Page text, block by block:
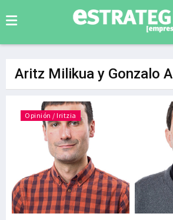
Aritz Milikua y Gonzalo
Opinión / Iritzia